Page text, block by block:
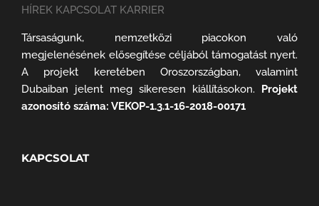
HÍREK KAPCSOLAT KARRIER
Társaságunk, nemzetközi piacokon való
megjelenésének elősegítése céljából támogatást nyert.
A projekt keretében Oroszországban, valamint
Dubaiban jelent meg sikeresen kiállításokon. Projekt
azonosító száma: VEKOP-1.3.1-16-2018-00171
KAPCSOLAT